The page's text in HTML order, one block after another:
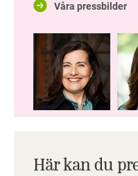
Våra pressbilder
Här kan du